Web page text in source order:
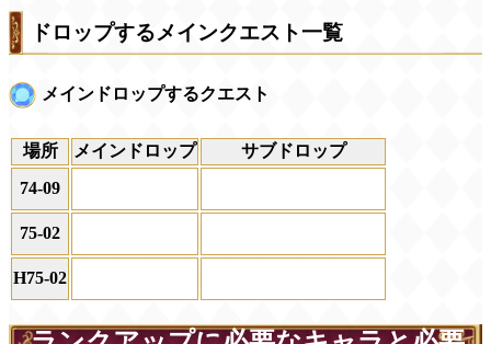
ドロップするメインクエスト一覧
メインドロップするクエスト
場所 メインドロップ
サブドロップ
74-09
75-02
H75-02